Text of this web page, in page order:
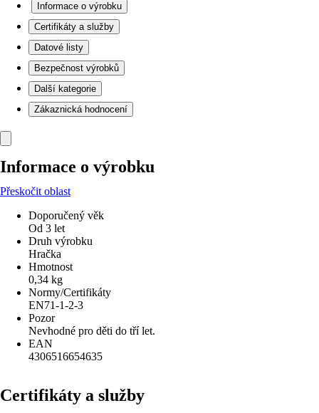
Informace o výrobku
Certifikáty a služby
Datové listy
Bezpečnost výrobků
Další kategorie
Zákaznická hodnocení
Informace o výrobku
Přeskočit oblast
Doporučený věk
Od 3 let
Druh výrobku
Hračka
Hmotnost
0,34 kg
Normy/Certifikáty
EN71-1-2-3
Pozor
Nevhodné pro děti do tří let.
EAN
4306516654635
Certifikáty a služby